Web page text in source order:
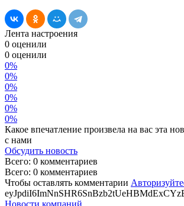
Лента настроения
0 оценили
0 оценили
0%
0%
0%
0%
0%
0%
Какое впечатление произвела на вас эта
с нами
Обсудить новость
Всего: 0 комментариев
Всего: 0 комментариев
Чтобы оставлять комментарии
Новости компаний